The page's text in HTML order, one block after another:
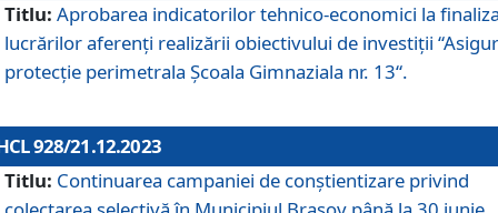
Titlu: Aprobarea indicatorilor tehnico-economici la
lucrărilor aferenți realizării obiectivului de investiții
protecție perimetrala Școala Gimnaziala nr. 13“.
928/21.12.2023
Titlu: Continuarea campaniei de conștientizare privind